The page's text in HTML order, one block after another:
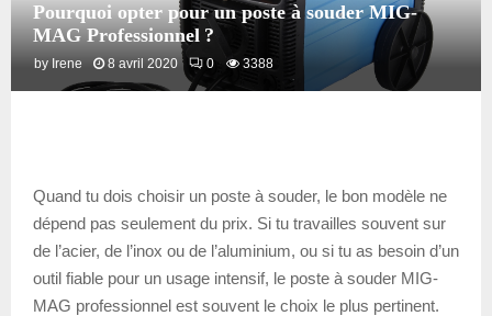
Pourquoi opter pour un poste à souder MIG-
MAG Professionnel ?
by Irene 8 avril 2020 0 3388
Quand tu dois choisir un poste à souder, le bon modèle ne
dépend pas seulement du prix. Si tu travailles souvent sur
de l’acier, de l’inox ou de l’aluminium, ou si tu as besoin d’un
outil fiable pour un usage intensif, le poste à souder MIG-
MAG professionnel est souvent le choix le plus pertinent.